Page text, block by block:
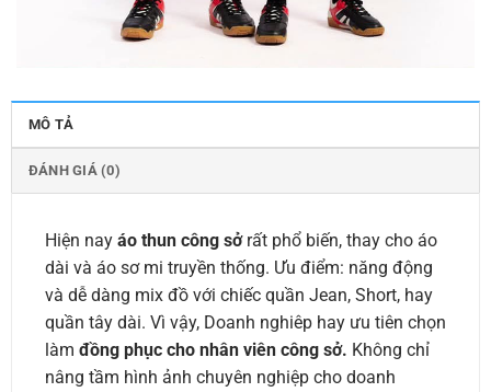
MÔ TẢ
ĐÁNH GIÁ (0)
Hiện nay áo thun công sởrất phổ biến, thay cho áo
dài và áo sơ mi truyền thống. Ưu điểm: năng động
và dễ dàng mix đồ với chiếc quần Jean, Short, hay
quần tây dài. Vì vậy, Doanh nghiêp hay ưu tiên chọn
làm đồng phục cho nhân viên công sở. Không chỉ
nâng tầm hình ảnh chuyên nghiệp cho doanh